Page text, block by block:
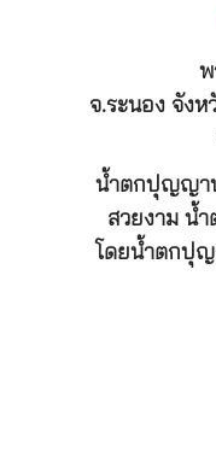
พ
จ.ระนอง จังห
น้ำตกปุญญาบ
สวยงาม น้
โดยน้ำตกปุ